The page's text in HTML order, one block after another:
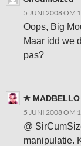
5 JUNI 2008 OM
Oops, Big
Maar idd we
pas?
MADBELLO
5 JUNI 2008 OM
@
manipulatie.